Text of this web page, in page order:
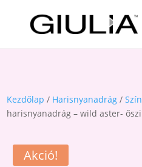
Kezdőlap / Harisnyanadrág /
harisnyanadrág – wild aster-
Akció!